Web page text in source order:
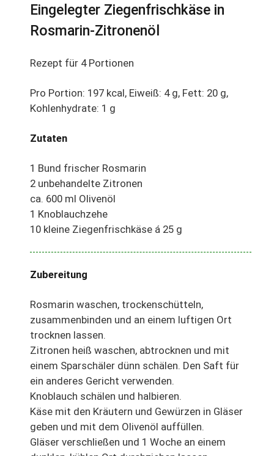
Eingelegter Ziegenfrischkäse in
Rosmarin-Zitronenöl
Rezept für 4 Portionen
Pro Portion: 197 kcal, Eiweiß: 4 g, Fett: 20 g,
Kohlenhydrate: 1 g
Zutaten
1 Bund frischer Rosmarin
2 unbehandelte Zitronen
ca. 600 ml Olivenöl
1 Knoblauchzehe
10 kleine Ziegenfrischkäse á 25 g
Zubereitung
Rosmarin waschen, trockenschütteln,
zusammenbinden und an einem luftigen Ort
trocknen lassen.
Zitronen heiß waschen, abtrocknen und mit
einem Sparschäler dünn schälen. Den Saft für
ein anderes Gericht verwenden.
Knoblauch schälen und halbieren.
Käse mit den Kräutern und Gewürzen in Gläser
geben und mit dem Olivenöl auffüllen.
Gläser verschließen und 1 Woche an einem